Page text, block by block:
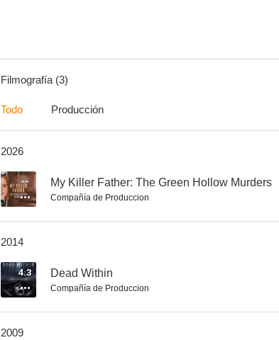
Filmografía (3)
Todo Producción
2026
-- My Killer Father: The Green Hollow Murders
Compañía de Produccion
2014
4.3 Dead Within
Compañía de Produccion
2009